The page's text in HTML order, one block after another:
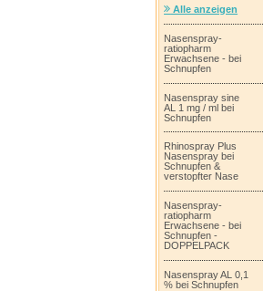
Alle anzeigen
Nasenspray-
ratiopharm
Erwachsene - bei
Schnupfen
Nasenspray sine
AL 1 mg / ml bei
Schnupfen
Rhinospray Plus
Nasenspray bei
Schnupfen &
verstopfter Nase
Nasenspray-
ratiopharm
Erwachsene - bei
Schnupfen -
DOPPELPACK
Nasenspray AL 0,1
% bei Schnupfen